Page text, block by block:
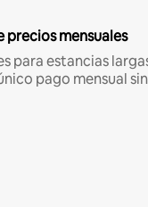
precios mensuales
para estancias
pago mensual